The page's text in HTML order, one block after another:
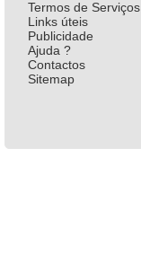
Termos de Serviços
Links úteis
Publicidade
Ajuda ?
Contactos
Sitemap